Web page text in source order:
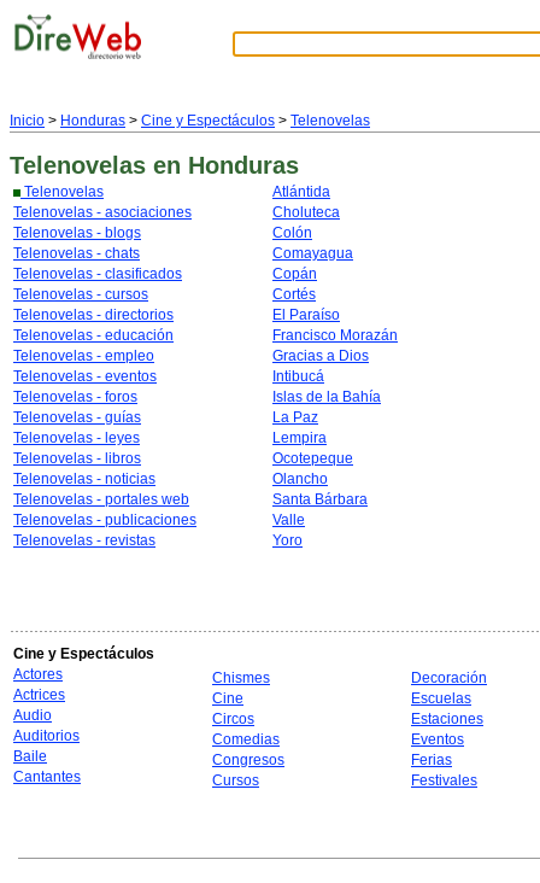
Inicio > Honduras > Cine y Espectáculos > Telenovelas
Telenovelas en Honduras
Telenovelas
Telenovelas - asociaciones
Telenovelas - blogs
Telenovelas - chats
Telenovelas - clasificados
Telenovelas - cursos
Telenovelas - directorios
Telenovelas - educación
Telenovelas - empleo
Telenovelas - eventos
Telenovelas - foros
Telenovelas - guías
Telenovelas - leyes
Telenovelas - libros
Telenovelas - noticias
Telenovelas - portales web
Telenovelas - publicaciones
Telenovelas - revistas
Atlántida
Choluteca
Colón
Comayagua
Copán
Cortés
El Paraíso
Francisco Morazán
Gracias a Dios
Intibucá
Islas de la Bahía
La Paz
Lempira
Ocotepeque
Olancho
Santa Bárbara
Valle
Yoro
Cine y Espectáculos
Actores
Actrices
Audio
Auditorios
Baile
Cantantes
Chismes
Cine
Circos
Comedias
Congresos
Cursos
Decoración
Escuelas
Estaciones
Eventos
Ferias
Festivales